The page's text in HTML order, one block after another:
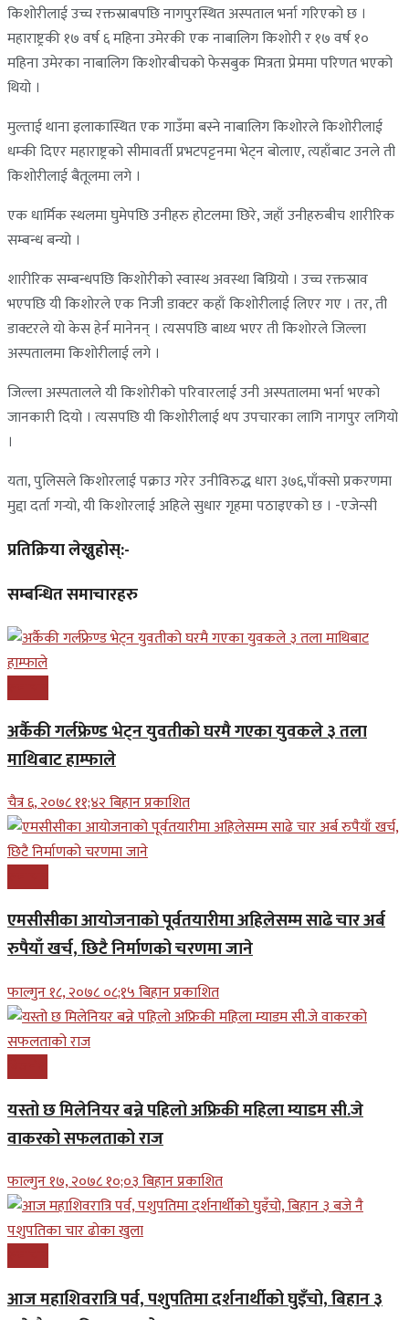
किशोरीलाई उच्च रक्तस्राबपछि नागपुरस्थित अस्पताल भर्ना गरिएको छ ।
महाराष्ट्रकी १७ वर्ष ६ महिना उमेरकी एक नाबालिग किशोरी र १७ वर्ष १०
महिना उमेरका नाबालिग किशोरबीचको फेसबुक मित्रता प्रेममा परिणत भएको
थियो ।
मुल्ताई थाना इलाकास्थित एक गाउँमा बस्ने नाबालिग किशोरले किशोरीलाई
धम्की दिएर महाराष्ट्रको सीमावर्ती प्रभटपट्टनमा भेट्न बोलाए, त्यहाँबाट उनले ती
किशोरीलाई बैतूलमा लगे ।
एक धार्मिक स्थलमा घुमेपछि उनीहरु होटलमा छिरे, जहाँ उनीहरुबीच शारीरिक
सम्बन्ध बन्यो ।
शारीरिक सम्बन्धपछि किशोरीको स्वास्थ अवस्था बिग्रियो । उच्च रक्तस्राव
भएपछि यी किशोरले एक निजी डाक्टर कहाँ किशोरीलाई लिएर गए । तर, ती
डाक्टरले यो केस हेर्न मानेनन् । त्यसपछि बाध्य भएर ती किशोरले जिल्ला
अस्पतालमा किशोरीलाई लगे ।
जिल्ला अस्पतालले यी किशोरीको परिवारलाई उनी अस्पतालमा भर्ना भएको
जानकारी दियो । त्यसपछि यी किशोरीलाई थप उपचारका लागि नागपुर लगियो
।
यता, पुलिसले किशोरलाई पक्राउ गरेर उनीविरुद्ध धारा ३७६,पाँक्सो प्रकरणमा
मुद्दा दर्ता गर्‍यो, यी किशोरलाई अहिले सुधार गृहमा पठाइएको छ । -एजेन्सी
प्रतिक्रिया लेख्नुहोस्:-
सम्बन्धित समाचारहरु
अर्कैकी गर्लफ्रेण्ड भेट्न युवतीको घरमै गएका युवकले ३ तला
माथिबाट हाम्फाले
चैत्र ६, २०७८ ११;४२ बिहान प्रकाशित
एमसीसीका आयोजनाको पूर्वतयारीमा अहिलेसम्म साढे चार अर्ब
रुपैयाँ खर्च, छिटै निर्माणको चरणमा जाने
फाल्गुन १८, २०७८ ०८;१५ बिहान प्रकाशित
यस्तो छ मिलेनियर बन्ने पहिलो अफ्रिकी महिला म्याडम सी.जे
वाकरको सफलताको राज
फाल्गुन १७, २०७८ १०;०३ बिहान प्रकाशित
आज महाशिवरात्रि पर्व, पशुपतिमा दर्शनार्थीको घुइँचो, बिहान ३